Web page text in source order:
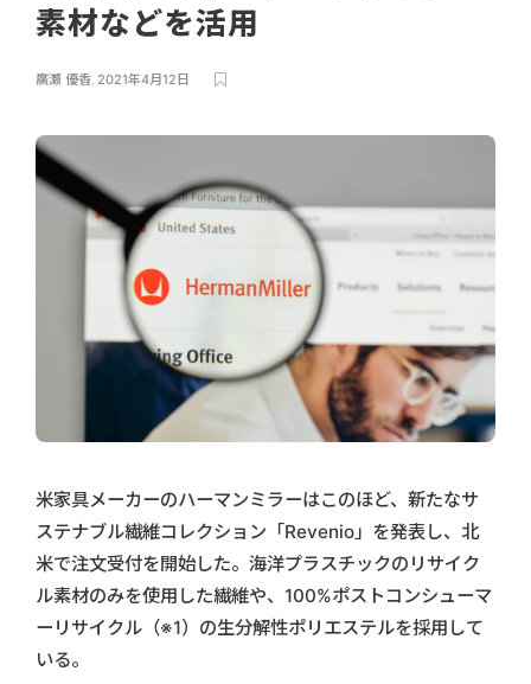
素材などを活用
廣瀬 優香, 2021年4月12日
米家具メーカーのハーマンミラーはこのほど、新たなサ
ステナブル繊維コレクション「Revenio」を発表し、北
米で注文受付を開始した。海洋プラスチックのリサイク
ル素材のみを使用した繊維や、100%ポストコンシューマ
ーリサイクル（※1）の生分解性ポリエステルを採用して
いる。